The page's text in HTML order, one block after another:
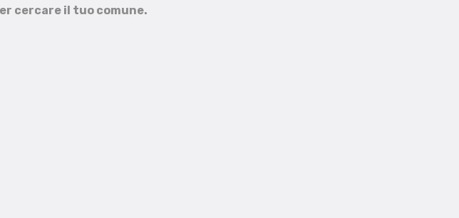
cercare il tuo comune.